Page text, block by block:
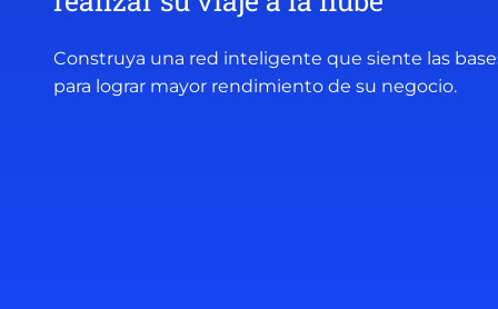
Construya una red inteligente que siente las
para lograr mayor rendimiento de su negocio.